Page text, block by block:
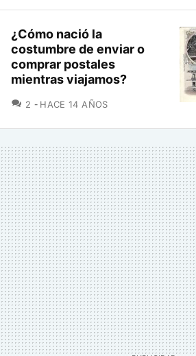
¿Cómo nació la
costumbre de enviar o
comprar postales
mientras viajamos?
2 COMENTARIOS
HACE 14 AÑOS